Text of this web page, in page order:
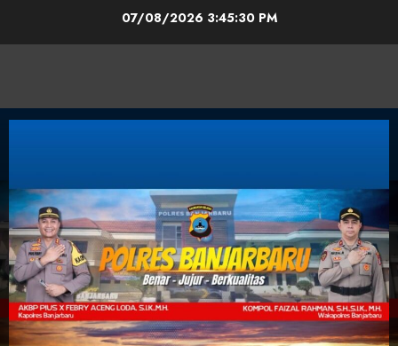
07/08/2026 3:45:31 PM